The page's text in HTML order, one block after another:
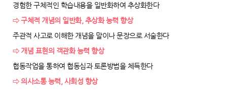
경험한 구체적인 학습내용을 일반화하여 추상화한다
⇨ 구체적 개념의 일반화, 추상화 능력 향상
주관적 사고로 이해한 개념을 말이나 문장으로 서술한다
⇨ 개념 표현의 객관화 능력 향상
협동작업을 통하여 협동심과 토론방법을 체득한다
⇨ 의사소통 능력, 사회성 향상